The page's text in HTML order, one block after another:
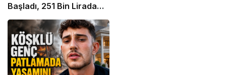
Başladı, 251 Bin Lirada
Bitti